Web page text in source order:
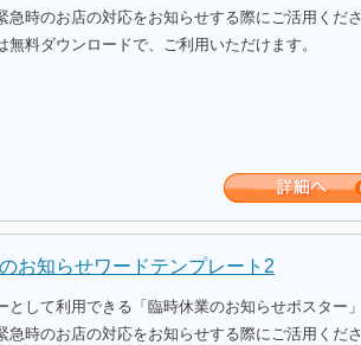
急時のお店の対応をお知らせする際にご活用くださ
料ダウンロードで、ご利用いただけます。
お知らせワードテンプレート2
して利用できる「臨時休業のお知らせポスター」
急時のお店の対応をお知らせする際にご活用くださ